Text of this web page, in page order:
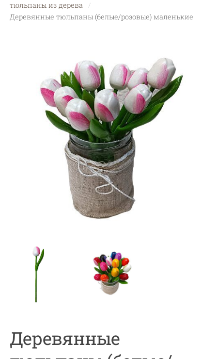
тюльпаны из дерева
Деревянные тюльпаны (белые/розовые) маленькие
Деревянные